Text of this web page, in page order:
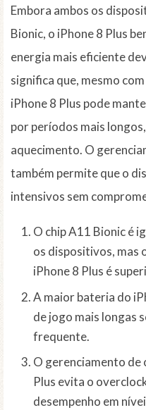
Embora ambos os
Bionic, o iPhone 8 Plus
energia mais eficiente
significa que, mesmo
iPhone 8 Plus pode
por períodos mais
aquecimento. O
também permite que o
intensivos sem
O chip A11 Bionic é
os dispositivos, mas
iPhone 8 Plus é
A maior bateria do
de jogo mais longas
frequente.
O gerenciamento de
Plus evita o
desempenho em